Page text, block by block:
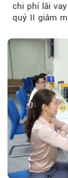
chi phí lãi
quý II giảm